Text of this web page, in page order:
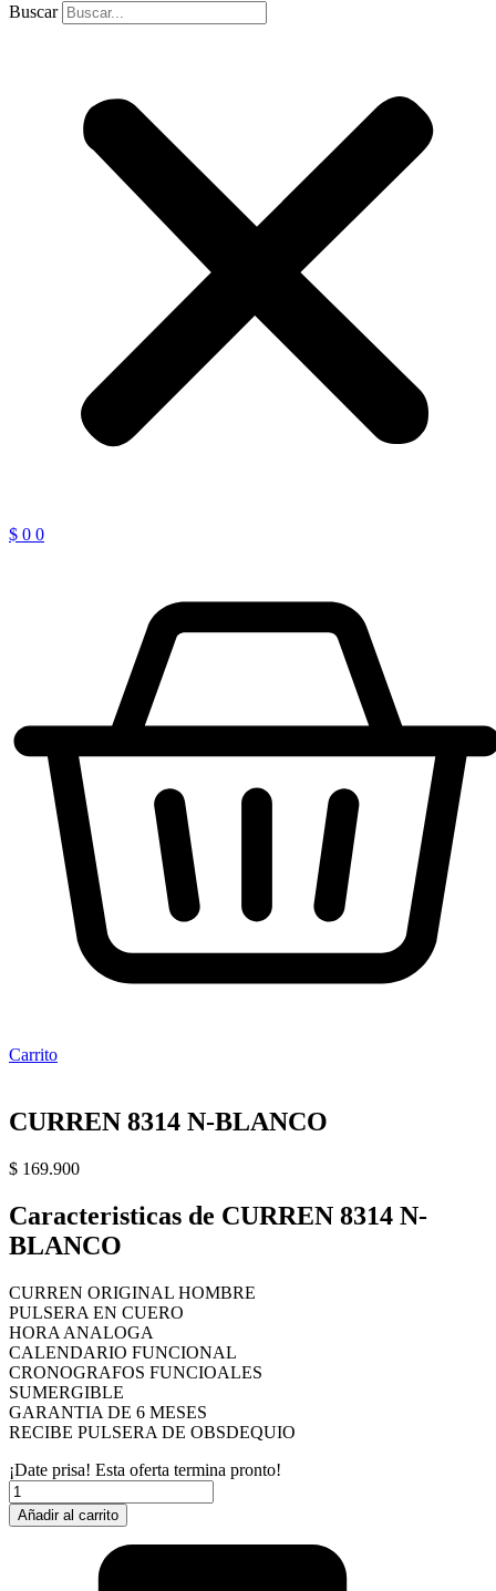
Buscar
$ 0 0
Carrito
CURREN 8314 N-BLANCO
$ 169.900
Caracteristicas de CURREN 8314 N-
BLANCO
CURREN ORIGINAL HOMBRE
PULSERA EN CUERO
HORA ANALOGA
CALENDARIO FUNCIONAL
CRONOGRAFOS FUNCIOALES
SUMERGIBLE
GARANTIA DE 6 MESES
RECIBE PULSERA DE OBSDEQUIO
¡Date prisa! Esta oferta termina pronto!
CURREN
8314
N-
Añadir al carrito